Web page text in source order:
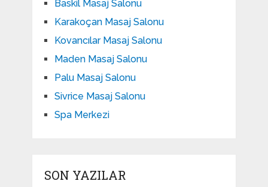
Baskil Masaj Salonu
Karakoçan Masaj Salonu
Kovancılar Masaj Salonu
Maden Masaj Salonu
Palu Masaj Salonu
Sivrice Masaj Salonu
Spa Merkezi
SON YAZILAR